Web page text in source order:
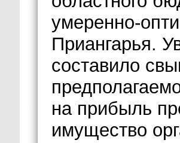
умеренно-
Приангарья.
составило
на прибыль
имущество